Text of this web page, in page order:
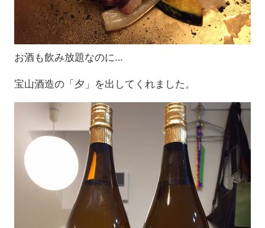
お酒も飲み放題なのに…
宝山酒造の「夕」を出してくれました。